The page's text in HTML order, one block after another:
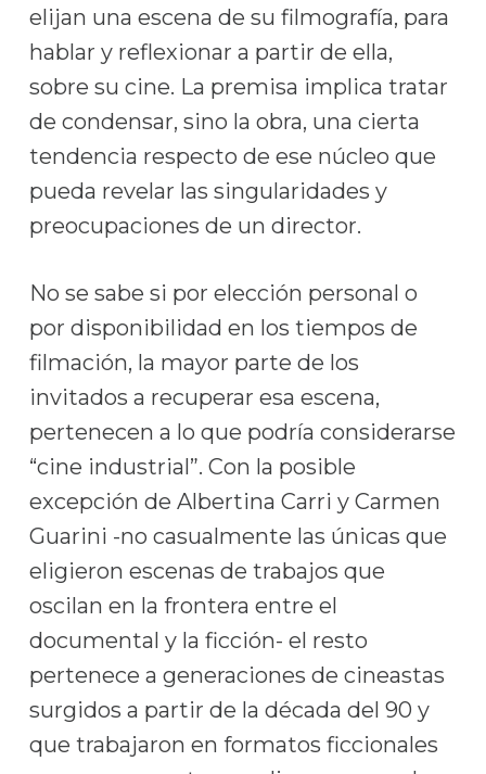
elijan una escena de su filmografía, para
hablar y reflexionar a partir de ella,
sobre su cine. La premisa implica tratar
de condensar, sino la obra, una cierta
tendencia respecto de ese núcleo que
pueda revelar las singularidades y
preocupaciones de un director.
No se sabe si por elección personal o
por disponibilidad en los tiempos de
filmación, la mayor parte de los
invitados a recuperar esa escena,
pertenecen a lo que podría considerarse
“cine industrial”. Con la posible
excepción de Albertina Carri y Carmen
Guarini -no casualmente las únicas que
eligieron escenas de trabajos que
oscilan en la frontera entre el
documental y la ficción- el resto
pertenece a generaciones de cineastas
surgidos a partir de la década del 90 y
que trabajaron en formatos ficcionales